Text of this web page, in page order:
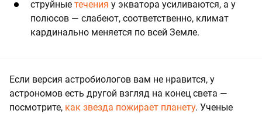
струйные течения у экватора усиливаются, а у
полюсов — слабеют, соответственно, климат
кардинально меняется по всей Земле.
Если версия астробиологов вам не нравится, у
астрономов есть другой взгляд на конец света —
посмотрите, как звезда пожирает планету. Ученые